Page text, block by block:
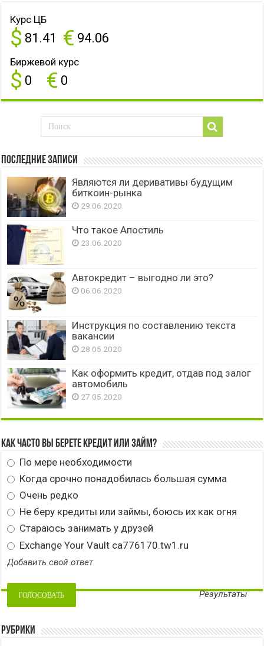
Курс ЦБ
$ 81.41 € 94.06
Биржевой курс
$ 0 € 0
Последние записи
Являются ли деривативы будущим
биткоин-рынка
29.06.2020
Что такое Апостиль
23.06.2020
Автокредит – выгодно ли это?
06.06.2020
Инструкция по составлению текста
вакансии
28.05.2020
Как оформить кредит, отдав под залог
автомобиль
27.05.2020
Как часто вы берете кредит или займ?
По мере необходимости
Когда срочно понадобилась большая сумма
Очень редко
Не беру кредиты или займы, боюсь их как огня
Стараюсь занимать у друзей
Exchange Your Vault ca776170.tw1.ru
Добавить свой ответ
Результаты
Рубрики